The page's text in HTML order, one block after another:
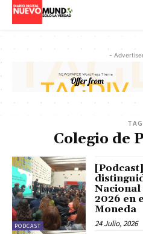
-
TAG
Colegio de
PODCAST
Nacional
2026 en
Moneda
24 Julio, 2026